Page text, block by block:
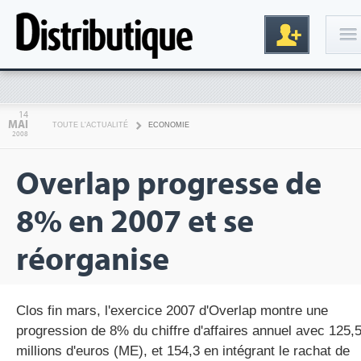
14
MAI
2008
TOUTE L'ACTUALITÉ ECONOMIE
Overlap progresse de
8% en 2007 et se
réorganise
Clos fin mars, l'exercice 2007 d'Overlap montre une
progression de 8% du chiffre d'affaires annuel avec 125,5
millions d'euros (ME), et 154,3 en intégrant le rachat de